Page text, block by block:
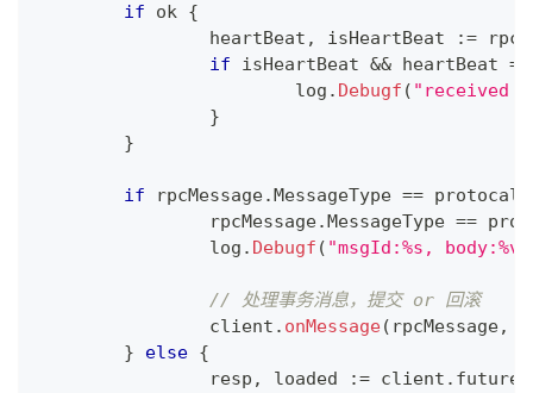
if ok {
		heartBeat
, isHeartBeat :=
if isHeartBeat && heartBeat ==
			log
. Debugf ( "received
}
}
if rpcMessage. MessageType == protocal
		rpcMessage
. MessageType ==
		log
. Debugf ( "msgId:%s, body:%v"
// 处理事务消息，提交 or 回滚
		client
. onMessage( rpcMessage,
}
else {
		resp
, loaded := client . futures